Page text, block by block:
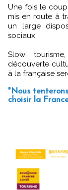
Une fois le
mis en route à
un large
sociaux.
Slow
découverte
à la française
"Nous
choisir la